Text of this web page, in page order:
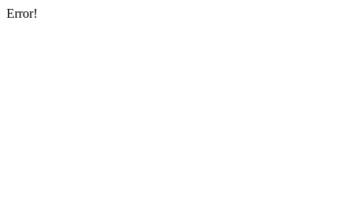
Error!